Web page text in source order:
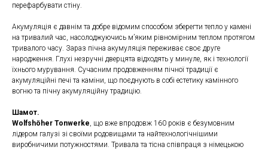
перефарбувати стіну.
Акумуляція є давнім та добре відомим способом зберегти тепло у камені
на тривалий час, насолоджуючись м’яким рівномірним теплом протягом
тривалого часу. Зараз пічна акумуляція переживає своє друге
народження. Глухі незручні дверцята відходять у минуле, як і технології
їхнього мурування. Сучасним продовженням пічної традиції є
акумуляційні печі та каміни, що поєднують в собі естетику камінного
вогню та пічну акумуляційну традицію.
Шамот.
Wolfshöher Tonwerke, що вже впродовж 160 років є безумовним
лідером галузі зі своїми родовищами та найтехнологічнішими
виробничими потужностями. Тривала та тісна співпраця з німецькою